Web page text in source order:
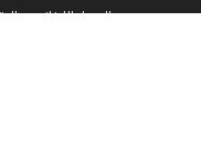
اليسار اللبناني